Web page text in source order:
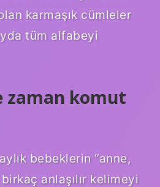
karmaşık cümleler
tüm alfabeyi
zaman komut
bebeklerin “anne,
anlaşılır kelimeyi